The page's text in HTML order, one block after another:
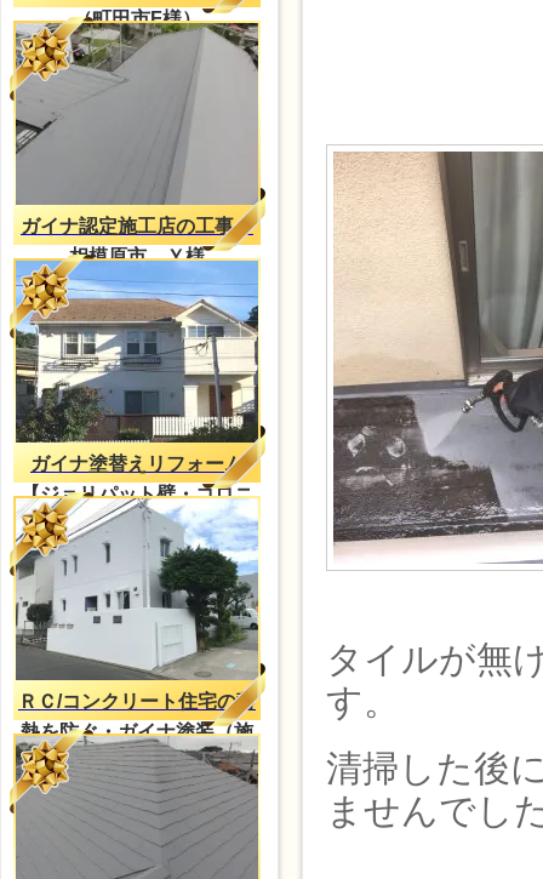
（町田市F様）
ガイナ認定施工店の工事
相模原市 Ｙ様
ガイナ塗替えリフォーム
【ジョリパット壁・コロニ
アル屋根】
ＲＣ/コンクリート住宅の蓄
熱を防ぐ・ガイナ塗装（施
工事例）
タイルが無
す。
清掃した後
ませんでし